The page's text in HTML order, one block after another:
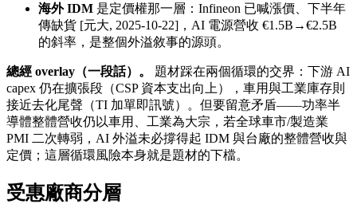
海外 IDM 是定價權那一層：Infineon 已喊漲價、下半年
傳缺貨 [元大, 2025-10-22]，AI 電源營收 €1.5B→€2.5B
的斜率，是整個外溢敘事的源頭。
總經 overlay（一段話）。
題材踩在兩個循環的交界：下游 AI
capex 仍在擴張段（CSP 資本支出向上），車用與工業庫存則
接近去化尾聲（TI 加單即訊號）。但要留意矛盾——功率半
導體整體營收仍以車用、工業為大宗，若全球車市/製造業
PMI 二次轉弱，AI 外溢未必撐得起 IDM 與台廠的整體營收與
定價；這層循環風險本身就是題材的下檔。
受惠廠商分層